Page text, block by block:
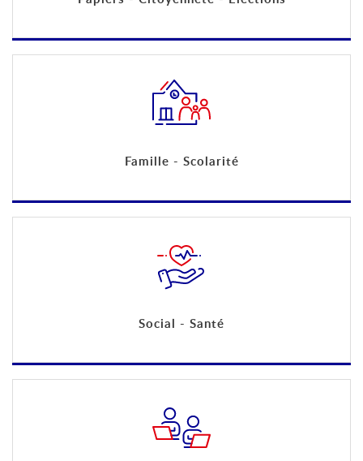
Famille - Scolarité
Social - Santé